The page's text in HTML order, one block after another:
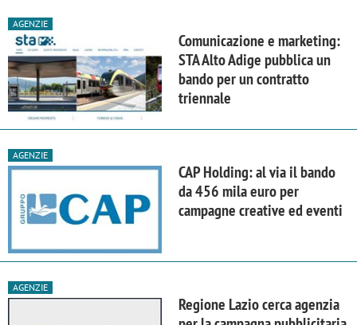
AGENZIE
Comunicazione e marketing:
STA Alto Adige pubblica un
bando per un contratto
triennale
AGENZIE
CAP Holding: al via il bando
da 456 mila euro per
campagne creative ed eventi
AGENZIE
Regione Lazio cerca agenzia